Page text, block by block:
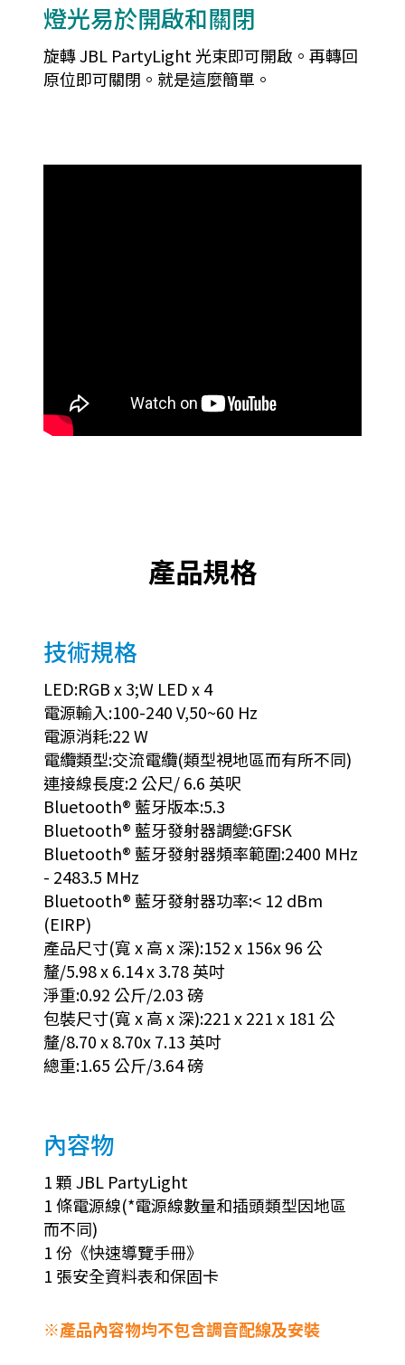
燈光易於開啟和關閉
旋轉 JBL PartyLight 光束即可開啟。再轉回
原位即可關閉。就是這麼簡單。
產品規格
技術規格
LED:RGB x 3;W LED x 4
電源輸入:100-240 V,50~60 Hz
電源消耗:22 W
電纜類型:交流電纜(類型視地區而有所不同)
連接線長度:2 公尺/ 6.6 英呎
Bluetooth® 藍牙版本:5.3
Bluetooth® 藍牙發射器調變:GFSK
Bluetooth® 藍牙發射器頻率範圍:2400 MHz
- 2483.5 MHz
Bluetooth® 藍牙發射器功率:< 12 dBm
(EIRP)
產品尺寸(寬 x 高 x 深):152 x 156x 96 公
釐/5.98 x 6.14 x 3.78 英吋
淨重:0.92 公斤/2.03 磅
包裝尺寸(寬 x 高 x 深):221 x 221 x 181 公
釐/8.70 x 8.70x 7.13 英吋
總重:1.65 公斤/3.64 磅
內容物
1 顆 JBL PartyLight
1 條電源線(*電源線數量和插頭類型因地區
而不同)
1 份《快速導覽手冊》
1 張安全資料表和保固卡
※產品內容物均不包含調音配線及安裝